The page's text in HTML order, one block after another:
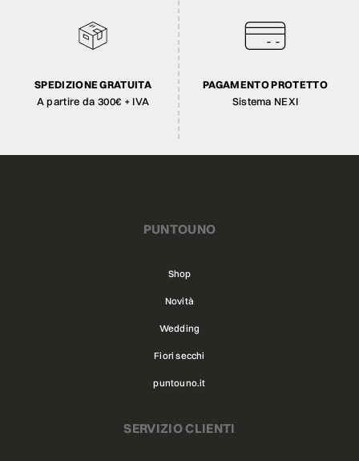
SPEDIZIONE GRATUITA
A partire da 300€ + IVA
PAGAMENTO PROTETTO
Sistema NEXI
PUNTOUNO
Shop
Novità
Wedding
Fiori secchi
puntouno.it
SERVIZIO CLIENTI